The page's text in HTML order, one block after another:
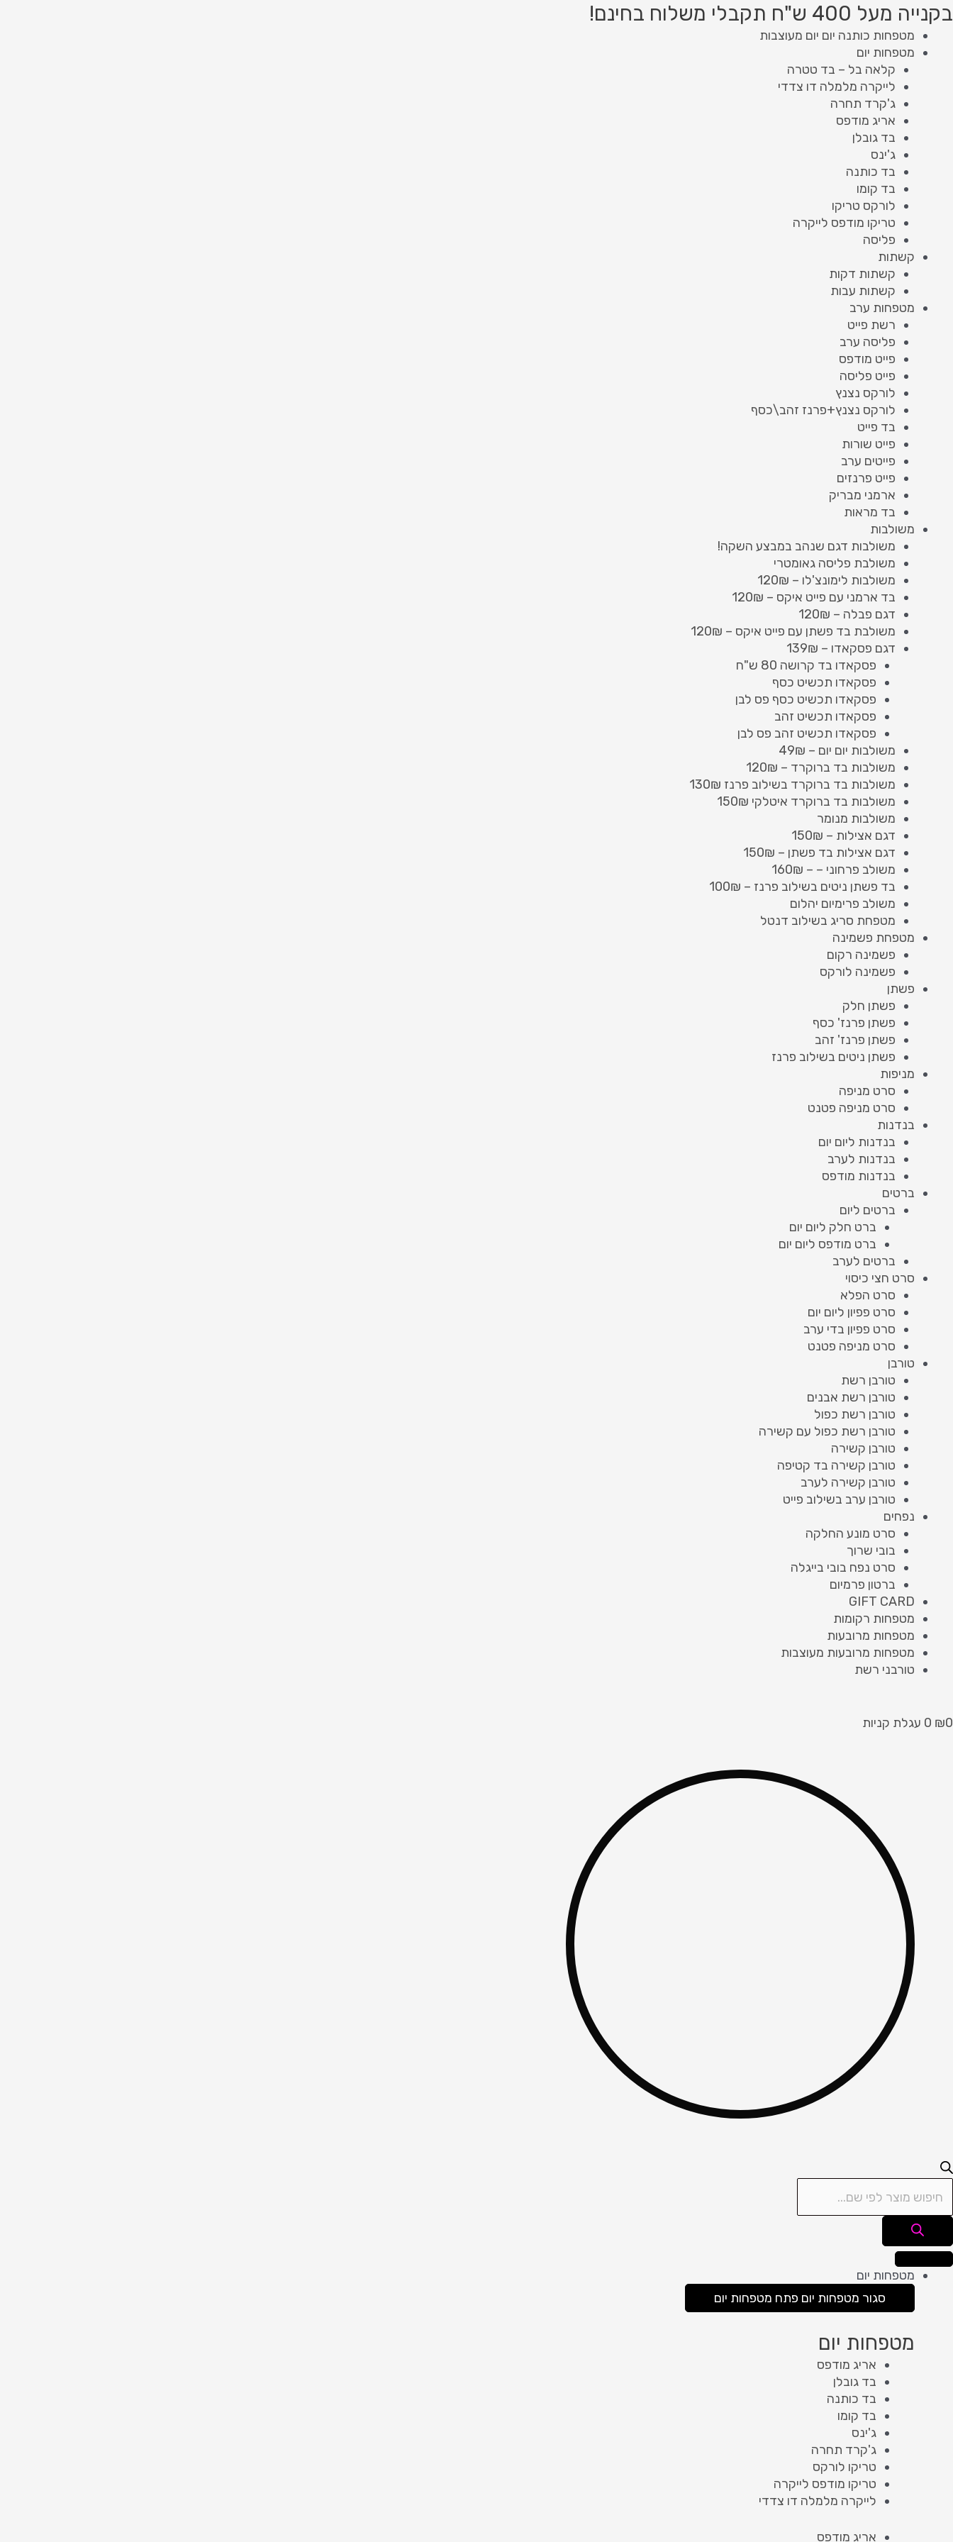
דילוג
לתוכן
בקנייה מעל 400 ש"ח תקבלי משלוח בחינם!
מטפחות כותנה יום יום מעוצבות
מטפחות יום
קלאה בל – בד טטרה
לייקרה מלמלה דו צדדי
ג'קרד תחרה
אריג מודפס
בד גובלן
ג'ינס
בד כותנה
בד קומו
לורקס טריקו
טריקו מודפס לייקרה
פליסה
קשתות
קשתות דקות
קשתות עבות
מטפחות ערב
רשת פייט
פליסה ערב
פייט מודפס
פייט פליסה
לורקס נצנץ
לורקס נצנץ+פרנז זהב\כסף
בד פייט
פייט שורות
פייטים ערב
פייט פרנזים
ארמני מבריק
בד מראות
משולבות
משולבות דגם שנהב במבצע השקה!
משולבת פליסה גאומטרי
משולבות לימונצ'לו – 120₪
בד ארמני עם פייט איקס – 120₪
דגם פבלה – 120₪
משולבת בד פשתן עם פייט איקס – 120₪
דגם פסקאדו – 139₪
פסקאדו בד קרושה 80 ש"ח
פסקאדו תכשיט כסף
פסקאדו תכשיט כסף פס לבן
פסקאדו תכשיט זהב
פסקאדו תכשיט זהב פס לבן
משולבות יום יום – 49₪
משולבות בד ברוקרד – 120₪
משולבות בד ברוקרד בשילוב פרנז 130₪
משולבות בד ברוקרד איטלקי 150₪
משולבות מנומר
דגם אצילות – 150₪
דגם אצילות בד פשתן – 150₪
משולב פרחוני – – 160₪
בד פשתן ניטים בשילוב פרנז – 100₪
משולב פרימיום יהלום
מטפחת סריג בשילוב דנטל
מטפחת פשמינה
פשמינה רקום
פשמינה לורקס
פשתן
פשתן חלק
פשתן פרנז' כסף
פשתן פרנז' זהב
פשתן ניטים בשילוב פרנז
מניפות
סרט מניפה
סרט מניפה פטנט
בנדנות
בנדנות ליום יום
בנדנות לערב
בנדנות מודפס
ברטים
ברטים ליום
ברט חלק ליום יום
ברט מודפס ליום יום
ברטים לערב
סרט חצי כיסוי
סרט הפלא
סרט פפיון ליום יום
סרט פפיון בדי ערב
סרט מניפה פטנט
טורבן
טורבן רשת
טורבן רשת אבנים
טורבן רשת כפול
טורבן רשת כפול עם קשירה
טורבן קשירה
טורבן קשירה בד קטיפה
טורבן קשירה לערב
טורבן ערב בשילוב פייט
נפחים
סרט מונע החלקה
בובי שרוך
סרט נפח בובי בייגלה
ברטון פרמיום
GIFT CARD
מטפחות רקומות
מטפחות מרובעות
מטפחות מרובעות מעוצבות
טורבני רשת
₪0
0 עגלת קניות
Products
search
מטפחות יום
סגור מטפחות יום פתח מטפחות יום
מטפחות יום
אריג מודפס
בד גובלן
בד כותנה
בד קומו
ג'ינס
ג'קרד תחרה
טריקו לורקס
טריקו מודפס לייקרה
לייקרה מלמלה דו צדדי
אריג מודפס
Products
search